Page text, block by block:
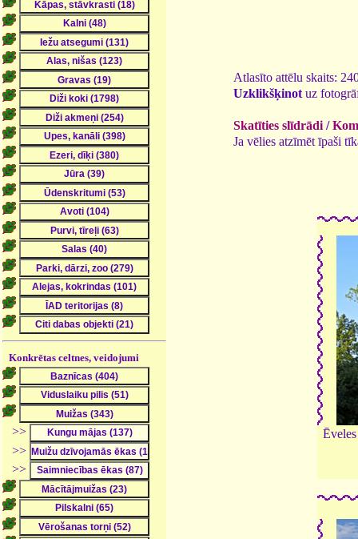
Konkrētas celtnes, veidojumi
>>
>>
>>
Atlasīto attēlu skaits:
Uzklikšķinot uz
Skatīties slīdrādi /
Ja vēlies atzīmēt īpaši